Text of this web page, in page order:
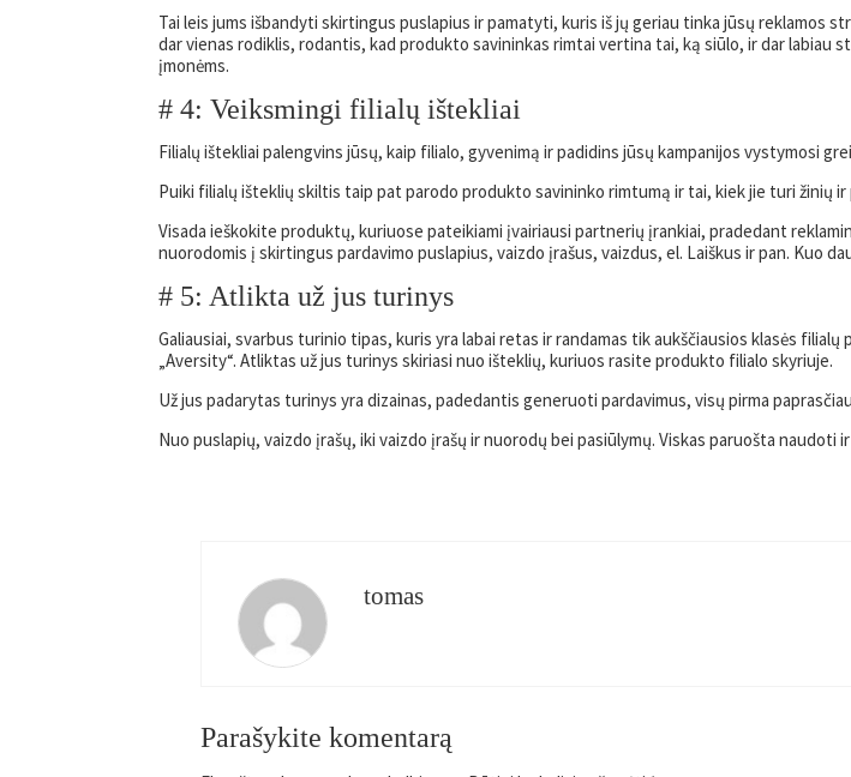
Tai leis jums išbandyti skirtingus puslapius ir pamatyti, kuris iš jų geriau tinka jūsų reklamos
dar vienas rodiklis, rodantis, kad produkto savininkas rimtai vertina tai, ką siūlo, ir dar labiau
įmonėms.
# 4: Veiksmingi filialų ištekliai
Filialų ištekliai palengvins jūsų, kaip filialo, gyvenimą ir padidins jūsų kampanijos vystymosi
Puiki filialų išteklių skiltis taip pat parodo produkto savininko rimtumą ir tai, kiek jie turi žinių
Visada ieškokite produktų, kuriuose pateikiami įvairiausi partnerių įrankiai, pradedant
nuorodomis į skirtingus pardavimo puslapius, vaizdo įrašus, vaizdus, ​​el. Laiškus ir pan. Kuo
# 5: Atlikta už jus turinys
Galiausiai, svarbus turinio tipas, kuris yra labai retas ir randamas tik aukščiausios klasės filialų
„Aversity“. Atliktas už jus turinys skiriasi nuo išteklių, kuriuos rasite produkto filialo skyriuje.
Už jus padarytas turinys yra dizainas, padedantis generuoti pardavimus, visų pirma
Nuo puslapių, vaizdo įrašų, iki vaizdo įrašų ir nuorodų bei pasiūlymų. Viskas paruošta naudoti
tomas
Parašykite komentarą